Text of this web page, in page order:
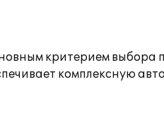
критерием выбора
комплексную